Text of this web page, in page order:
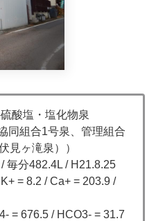
酸塩・塩化物泉
同組合1号泉、管理組合
見ヶ滝泉））
毎分482.4L / H21.8.25
= 8.2 / Ca+ = 203.9 /
= 676.5 / HCO3- = 31.7